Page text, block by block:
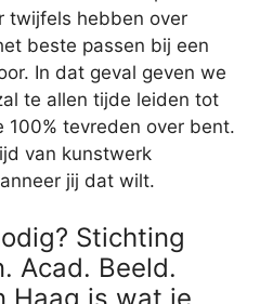
twijfels hebben over
beste passen bij een
In dat geval geven we
te allen tijde leiden tot
100% tevreden over bent.
van kunstwerk
jij dat wilt.
Stichting
Acad. Beeld.
Haag is wat je